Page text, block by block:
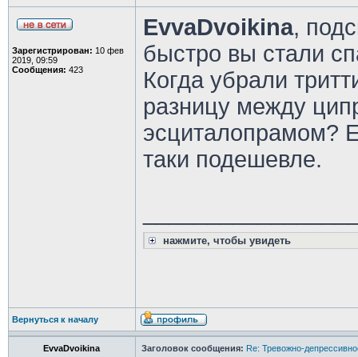
Зарегистрирован: 10 фев
2019, 09:59
Сообщения: 423
EvvaDvoikina,
быстро вы стали
Когда убрали
разницу между
эсциталопрамом?
таки подешевле.
нажмите, чтобы увидеть
Вернуться к началу
EvvaDvoikina Заголовок сообщения: Re: Тревожно-